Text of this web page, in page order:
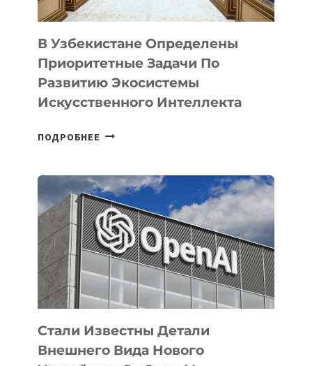
В Узбекистане Определены
Приоритетные Задачи По
Развитию Экосистемы
Искусственного Интеллекта
ПОДРОБНЕЕ
ПРИОРИТЕТНЫЕ
ЗАДАЧИ
ПО
РАЗВИТИЮ
ЭКОСИСТЕМЫ
ИСКУССТВЕННОГО
ИНТЕЛЛЕКТА
Стали Известны Детали
Внешнего Вида Нового